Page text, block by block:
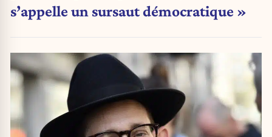
s’appelle un sursaut démocratique »